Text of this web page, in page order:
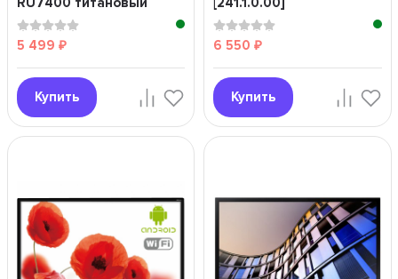
серый"
5 499 ₽
Купить
6 550 ₽
Купить